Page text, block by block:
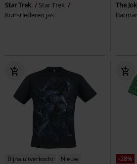
Star Trek
Star Trek
Kunstlederen jas
The
Bijna uitverkocht
Nieuw
-28%